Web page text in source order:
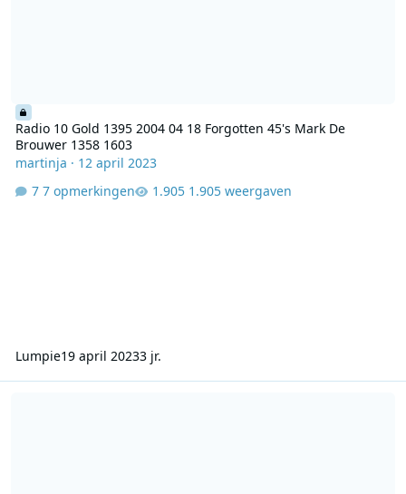
Radio 10 Gold 1395 2004 04 18 Forgotten 45's Mark De
Brouwer 1358 1603
martinja · 12 april 2023
7 opmerkingen
1.905 weergaven
Lumpie19 april 20233 jr.